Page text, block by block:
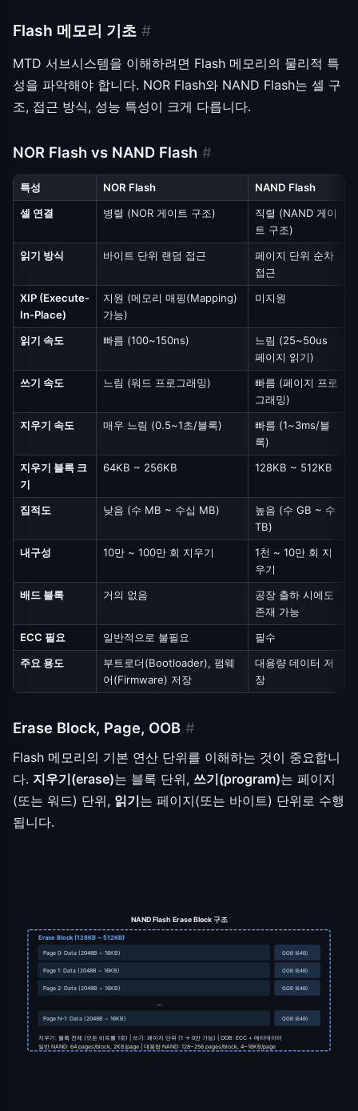
Flash 메모리 기초 #
MTD 서브시스템을 이해하려면 Flash 메모리의 물리적 특
성을 파악해야 합니다. NOR Flash와 NAND Flash는 셀 구
조, 접근 방식, 성능 특성이 크게 다릅니다.
NOR Flash vs NAND Flash #
특성 NOR Flash
NAND Flash
셀 연결
병렬 (NOR 게이트 구조)
직렬 (NAND 게이
트 구조)
읽기 방식
바이트 단위 랜덤 접근
페이지 단위 순차
접근
XIP (Execute-
In-Place)
지원 (메모리 매핑(Mapping)
가능)
미지원
읽기 속도 빠름 (100~150ns)
느림 (25~50us
페이지 읽기)
쓰기 속도
느림 (워드 프로그래밍)
빠름 (페이지 프로
그래밍)
지우기 속도
매우 느림 (0.5~1초/블록)
빠름 (1~3ms/블
록)
지우기 블록 크
기
64KB ~ 256KB 128KB ~ 512KB
집적도 낮음 (수 MB ~ 수십 MB)
높음 (수 GB ~ 수
TB)
내구성
10만 ~ 100만 회 지우기
1천 ~ 10만 회 지
우기
배드 블록
거의 없음
공장 출하 시에도
존재 가능
ECC 필요
일반적으로 불필요
필수
주요 용도
부트로더(Bootloader), 펌웨
어(Firmware) 저장
대용량 데이터 저
장
Erase Block, Page, OOB #
Flash 메모리의 기본 연산 단위를 이해하는 것이 중요합니
다. 지우기(erase)는 블록 단위, 쓰기(program)는 페이지
(또는 워드) 단위, 읽기는 페이지(또는 바이트) 단위로 수행
됩니다.
NAND Flash Erase Block 구조
Erase Block (128KB ~ 512KB)
Page 0: Data (2048B ~ 16KB) OOB (64B)
Page 1: Data (2048B ~ 16KB) OOB (64B)
Page 2: Data (2048B ~ 16KB) OOB (64B)
...
Page N-1: Data (2048B ~ 16KB) OOB (64B)
지우기: 블록 전체 (모든 비트를 1로) | 쓰기: 페이지 단위 (1 → 0만 가능) | OOB: ECC + 메타데이터
일반 NAND: 64 pages/block, 2KB/page | 대용량 NAND: 128~256 pages/block, 4~16KB/page